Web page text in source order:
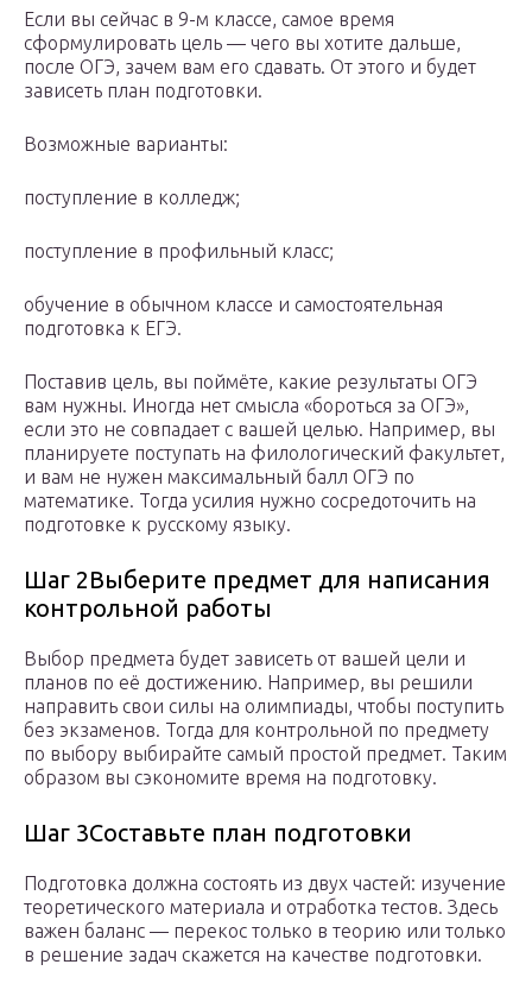
Если вы сейчас в 9-м классе, самое время
сформулировать цель — чего вы хотите дальше,
после ОГЭ, зачем вам его сдавать. От этого и будет
зависеть план подготовки.
Возможные варианты:
поступление в колледж;
поступление в профильный класс;
обучение в обычном классе и самостоятельная
подготовка к ЕГЭ.
Поставив цель, вы поймёте, какие результаты ОГЭ
вам нужны. Иногда нет смысла «бороться за ОГЭ»,
если это не совпадает с вашей целью. Например, вы
планируете поступать на филологический факультет,
и вам не нужен максимальный балл ОГЭ по
математике. Тогда усилия нужно сосредоточить на
подготовке к русскому языку.
Шаг 2Выберите предмет для написания
контрольной работы
Выбор предмета будет зависеть от вашей цели и
планов по её достижению. Например, вы решили
направить свои силы на олимпиады, чтобы поступить
без экзаменов. Тогда для контрольной по предмету
по выбору выбирайте самый простой предмет. Таким
образом вы сэкономите время на подготовку.
Шаг 3Составьте план подготовки
Подготовка должна состоять из двух частей: изучение
теоретического материала и отработка тестов. Здесь
важен баланс — перекос только в теорию или только
в решение задач скажется на качестве подготовки.